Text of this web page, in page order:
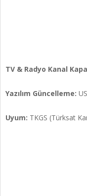
TV & Radyo Kanal
Yazılım Güncelleme:
Uyum: TKGS (Türksat